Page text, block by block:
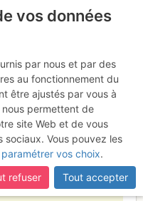
de
2990
W
vos données
par nous et par des
au fonctionnement du
être ajustés par vous à
permettent de
site Web et de vous
Vous pouvez les
paramétrer vos choix.
refuser
Tout accepter